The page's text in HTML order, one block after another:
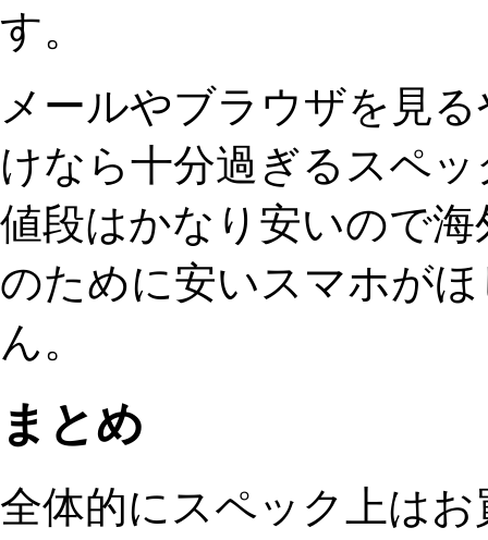
す。
メールやブラウザを見
けなら十分過ぎるスペ
値段はかなり安いので
のために安いスマホが
ん。
まとめ
全体的にスペック上は